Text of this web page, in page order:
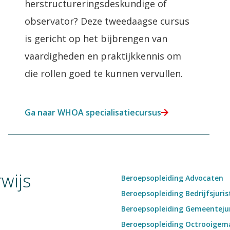
herstructureringsdeskundige of
observator? Deze tweedaagse cursus
is gericht op het bijbrengen van
vaardigheden en praktijkkennis om
die rollen goed te kunnen vervullen.
Ga naar WHOA specialisatiecursus
Beroepsopleiding Advocaten
Beroepsopleiding
Beroepsopleiding
Beroepsopleiding